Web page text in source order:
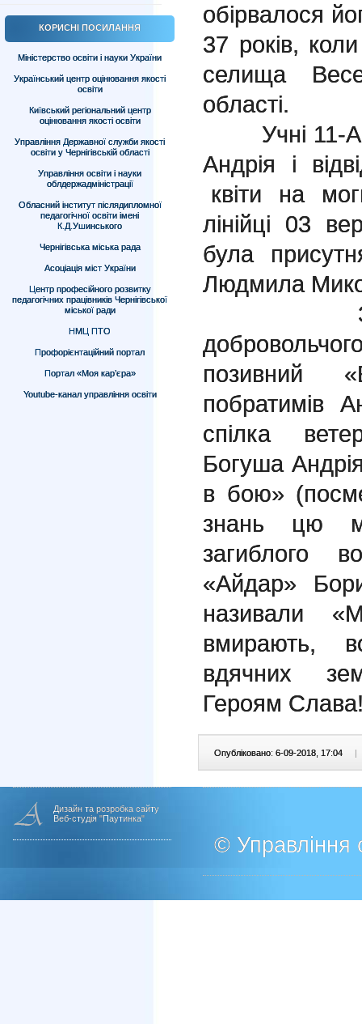
КОРИСНІ ПОСИЛАННЯ
Міністерство освіти і науки України
Український центр оцінювання якості
освіти
Київський регіональний центр
оцінювання якості освіти
Управління Державної служби якості
освіти у Чернігівській області
Управління освіти і науки
облдержадміністрації
Обласний інститут післядипломної
педагогічної освіти імені
К.Д.Ушинського
Чернігівська міська рада
Асоціація міст України
Центр професійного розвитку
педагогічних працівників Чернігівської
міської ради
НМЦ ПТО
Профорієнтаційний портал
Портал «Моя кар’єра»
Youtube-канал управління освіти
обірвалося
37 років,
селища
області.
Учні 11-А
Андрія і
квіти на
лінійці 03
була
Людмила
За
позивний
побратимів
спілка
Богуша
в бою»
знань цю
загиблого
«Айдар»
називали
вмирають,
вдячних
Героям
Опубліковано: 6-09-2018, 17:04 |
Дизайн та розробка сайту
Веб-студія "Паутинка"
© Управління